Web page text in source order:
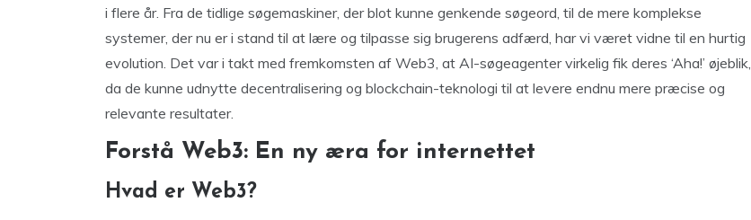
i flere år. Fra de tidlige søgemaskiner, der blot kunne genkende søgeord, til de mere komplekse
systemer, der nu er i stand til at lære og tilpasse sig brugerens adfærd, har vi været vidne til en hurtig
evolution. Det var i takt med fremkomsten af Web3, at AI-søgeagenter virkelig fik deres ‘Aha!’ øjeblik,
da de kunne udnytte decentralisering og blockchain-teknologi til at levere endnu mere præcise og
relevante resultater.
Forstå Web3: En ny æra for internettet
Hvad er Web3?